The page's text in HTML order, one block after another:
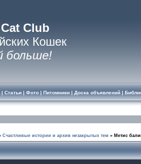
Club
Кошек
больше!
| Статьи| Фото| Питомники| Доска объявлений|
Счастливые истории и архив незакрытых тем » Метис